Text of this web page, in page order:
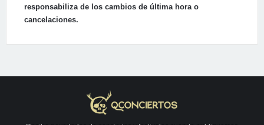
responsabiliza de los cambios de última hora o
cancelaciones.